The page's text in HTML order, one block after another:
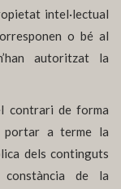
intel·lectual
o bé al
autoritzat la
contrari de forma
portar a terme la
dels continguts
constància de la